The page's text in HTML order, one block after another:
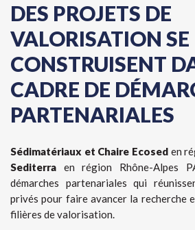
DES PROJETS DE
VALORISATION SE
CONSTRUISENT
CADRE DE
PARTENARIALES
Sédimatériaux et Chaire Ecosed en
Sediterra en région Rhône-Alpes
démarches partenariales qui
privés pour faire avancer la recherche
filières de valorisation.